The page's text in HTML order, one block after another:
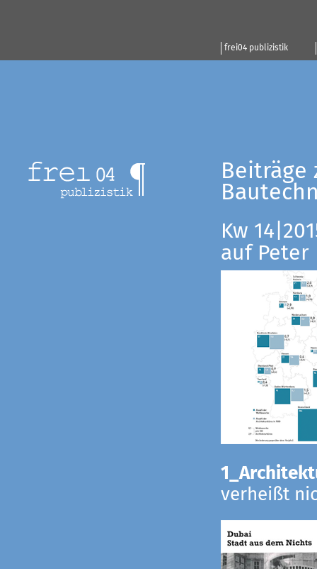
frei04 publizistik
Beiträge
Kw
auf Peter
verheißt